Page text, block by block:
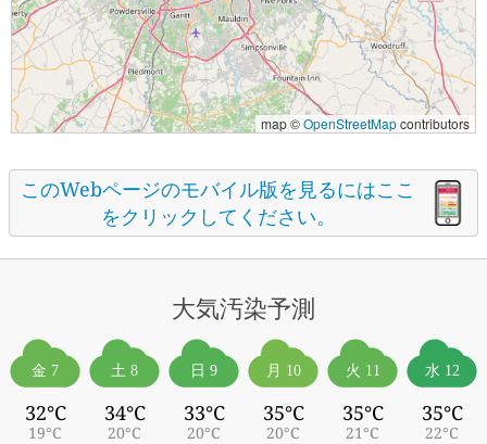
map ©OpenStreetMapcontributors
このWebページのモバイル版を見るにはここ
をクリックしてください。
大気汚染予測
金 7
32°C
19°C
土 8
34°C
20°C
日 9
33°C
20°C
月 10
35°C
20°C
火 11
35°C
21°C
水 12
35°C
22°C